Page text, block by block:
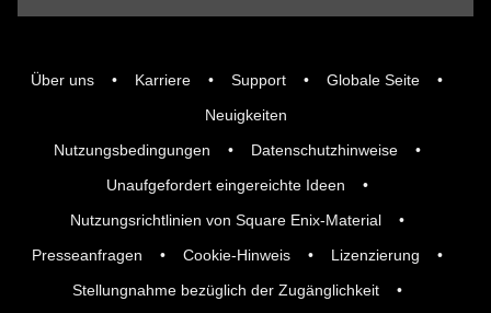
Über uns Karriere Support
Globale Seite
Neuigkeiten
Nutzungsbedingungen
Datenschutzhinweise
Unaufgefordert eingereichte Ideen
Nutzungsrichtlinien von Square Enix-Material
Presseanfragen
Cookie-Hinweis
Lizenzierung
Stellungnahme bezüglich der Zugänglichkeit